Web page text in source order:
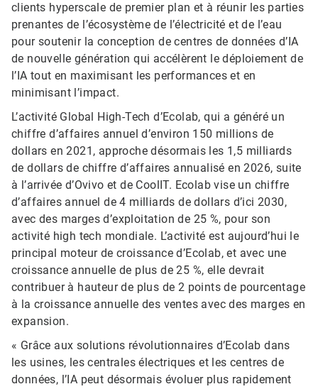
clients hyperscale de premier plan et à réunir les parties
prenantes de l’écosystème de l’électricité et de l’eau
pour soutenir la conception de centres de données d’IA
de nouvelle génération qui accélèrent le déploiement de
l’IA tout en maximisant les performances et en
minimisant l’impact.
L’activité Global High-Tech d’Ecolab, qui a généré un
chiffre d’affaires annuel d’environ 150 millions de
dollars en 2021, approche désormais les 1,5 milliards
de dollars de chiffre d’affaires annualisé en 2026, suite
à l’arrivée d’Ovivo et de CoolIT. Ecolab vise un chiffre
d’affaires annuel de 4 milliards de dollars d’ici 2030,
avec des marges d’exploitation de 25 %, pour son
activité high tech mondiale. L’activité est aujourd’hui le
principal moteur de croissance d’Ecolab, et avec une
croissance annuelle de plus de 25 %, elle devrait
contribuer à hauteur de plus de 2 points de pourcentage
à la croissance annuelle des ventes avec des marges en
expansion.
« Grâce aux solutions révolutionnaires d’Ecolab dans
les usines, les centrales électriques et les centres de
données, l’IA peut désormais évoluer plus rapidement